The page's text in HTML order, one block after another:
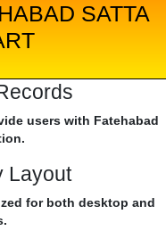
SATTA
users with Fatehabad
Layout
for both desktop and